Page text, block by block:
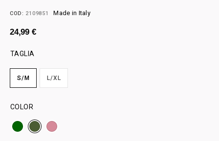
COD: 2109851 Made in Italy
24,99 €
TAGLIA
S/M L/XL
COLOR